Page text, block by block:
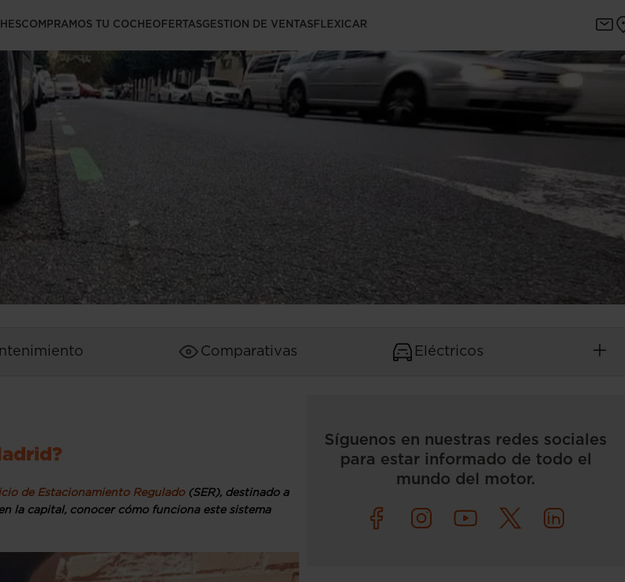
COMPRAMOS TU COCHEOFERTASGESTION DE VENTASFLEXICAR
¿cuánto
Comparativas Eléctricos
de Estacionamiento Regulado(SER), destinado a
la capital, conocer cómo funciona este sistema
Síguenos en nuestras redes sociales
para estar informado de todo el
mundo del motor.